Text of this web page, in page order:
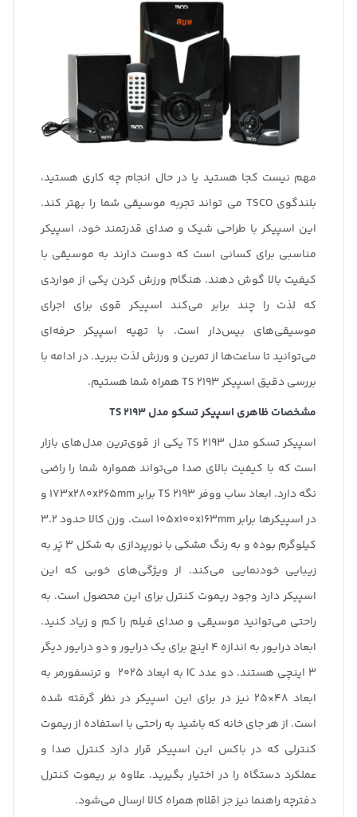
مهم نیست کجا هستید یا در حال انجام چه کاری هستید،
بلندگوی TSCO می تواند تجربه موسیقی شما را بهتر کند.
این اسپیکر با طراحی شیک و صدای قدرتمند خود، اسپیکر
مناسبی برای کسانی است که دوست دارند به موسیقی با
کیفیت بالا گوش دهند. هنگام ورزش کردن یکی از مواردی
که لذت را چند برابر می‌کند اسپیکر قوی برای اجرای
موسیقی‌های بیس‌دار است. با تهیه اسپیکر حرفه‌ای
می‌توانید تا ساعت‌ها از تمرین و ورزش لذت ببرید. در ادامه با
بررسی دقیق اسپیکر TS 2193 همراه شما هستیم.
مشخصات ظاهری اسپیکر تسکو مدلTS 2193
اسپیکر تسکو مدل TS 2193 یکی از قوی‌ترین مدل‌های بازار
است که با کیفیت بالای صدا می‌تواند همواره شما را راضی
نگه دارد. ابعاد ساب ووفر TS 2193 برابر 173x280x265mm و
در اسپیکرها برابر 105x100x163mm است. وزن کالا حدود 3.2
کیلوگرم بوده و به رنگ مشکی با نورپردازی به شکل 3 پَر به
زیبایی خودنمایی می‌کند. از ویژگی‌های خوبی که این
اسپیکر دارد وجود ریموت کنترل برای این محصول است. به
راحتی می‌توانید موسیقی و صدای فیلم را کم و زیاد کنید.
ابعاد درایور به اندازه 4 اینچ برای یک درایور و دو درایور دیگر
3 اینچی هستند. دو عدد IC به ابعاد 2025 و ترنسفورمر به
ابعاد 48×25 نیز در برای این اسپیکر در نظر گرفته شده
است. از هر جای خانه که باشید به راحتی با استفاده از ریموت
کنترلی که در باکس این اسپیکر قرار دارد کنترل صدا و
عملکرد دستگاه را در اختیار بگیرید. علاوه بر ریموت کنترل
دفترچه راهنما نیز جز اقلام همراه کالا ارسال می‌شود.